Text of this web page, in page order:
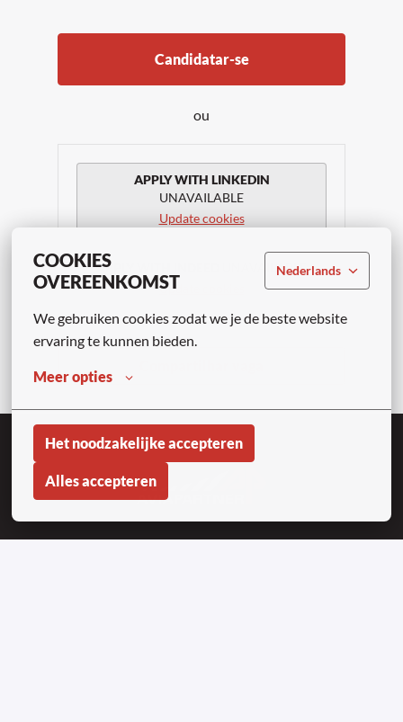
COOKIES
OVEREENKOMST
Nederlands
We gebruiken cookies zodat we je de beste website
ervaring te kunnen bieden.
Meer opties
Het noodzakelijke accepteren
Alles accepteren
Candidatar-se
ou
APPLY WITH LINKEDIN
UNAVAILABLE
Update cookies
APPLY WITH INDEED
UNAVAILABLE
Update cookies
Homepagina